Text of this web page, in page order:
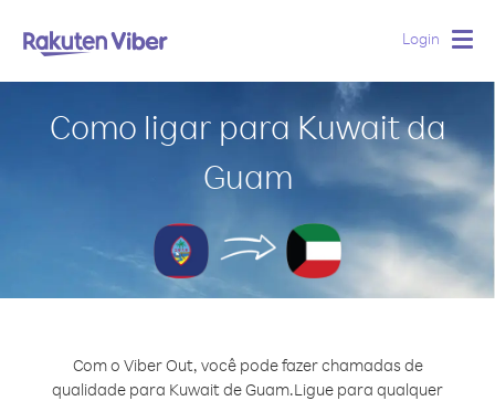
Login
Como ligar para Kuwait da
Guam
Com o Viber Out, você pode fazer chamadas de
qualidade para Kuwait de Guam.Ligue para qualquer